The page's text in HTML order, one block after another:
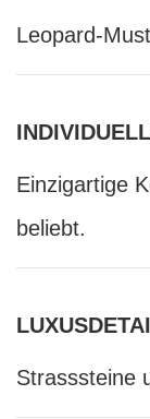
Leopard-
Einzigartige
beliebt.
Strasssteine